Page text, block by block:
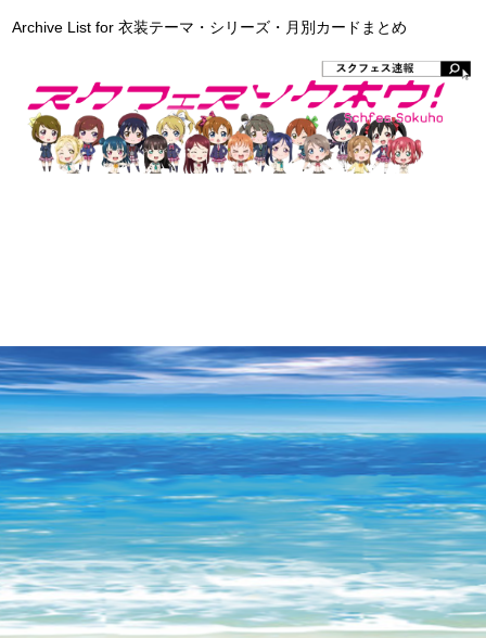
Archive List for 衣装テーマ・シリーズ・月別カードまとめ